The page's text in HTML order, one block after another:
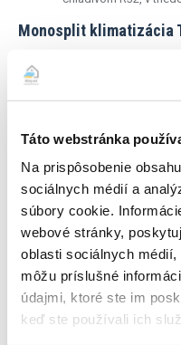
Táto webstránka
Na prispôsobenie
sociálnych médií a
súbory cookie.
webové stránky,
oblasti sociálnych
môžu príslušné
údajmi, ktoré ste im
keď ste používali ich
Monosplit klimatizácia
Celková cena zariadení
SHORAI EDGE – kvalitná